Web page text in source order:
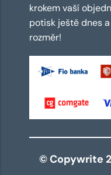
krokem vaší
potisk ještě dnes
rozměr!
© Copywrite